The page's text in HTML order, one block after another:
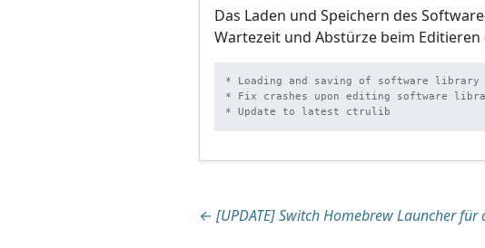
Das Laden und Speichern des
Wartezeit und Abstürze beim
* Loading and saving of software library
* Fix crashes upon editing software
* Update to latest ctrulib
Beitragsnavigation
← [UPDATE] Switch Homebrew Launcher